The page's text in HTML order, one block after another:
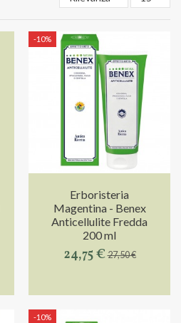
-10%
Erboristeria
Magentina - Benex
Anticellulite Fredda
200 ml
24,75 €27,50 €
-10%